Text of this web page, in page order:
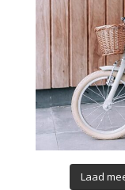
Laad